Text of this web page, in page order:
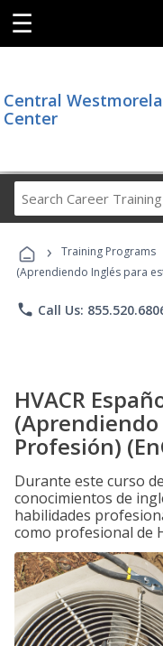
☰
Central
Center
› Training Programs
(Aprendiendo Inglés para
phone Call Us:
HVACR
Profesión)
Durante este curso
conocimientos de
habilidades
como profesional de